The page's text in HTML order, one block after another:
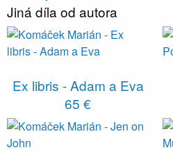
Jiná díla od autora
Ex libris - Adam a Eva
65 €